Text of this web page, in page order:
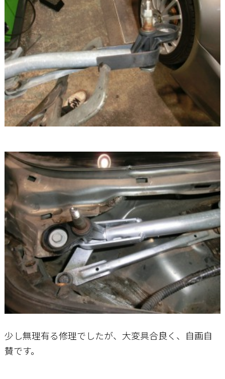
少し無理有る修理でしたが、大変具合良く、自画自
賛です。